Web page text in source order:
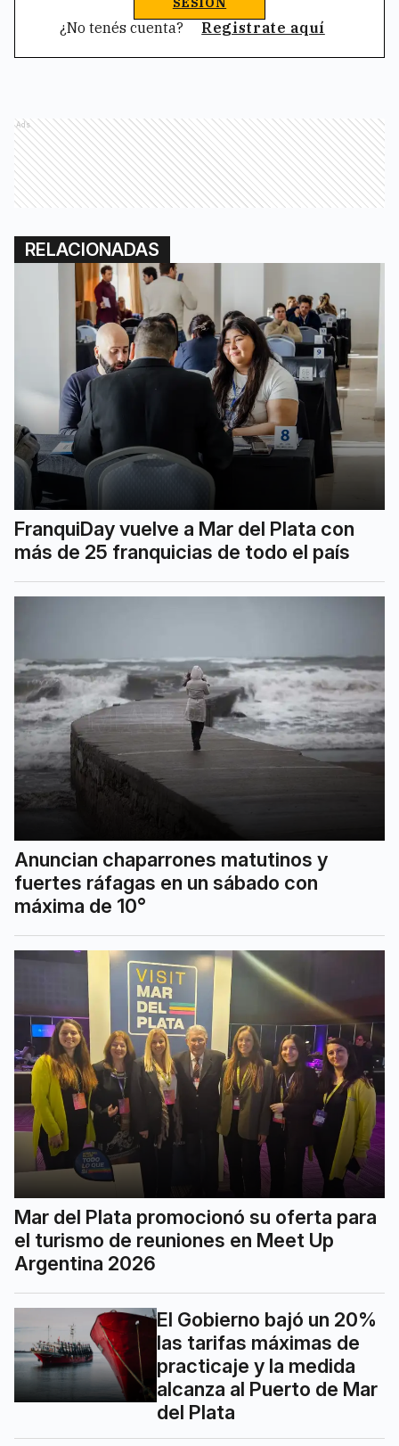
¿No tenés cuenta? Registrate aquí
Ads
RELACIONADAS
FranquiDay vuelve a Mar del Plata con
más de 25 franquicias de todo el país
Anuncian chaparrones matutinos y
fuertes ráfagas en un sábado con
máxima de 10°
Mar del Plata promocionó su oferta para
el turismo de reuniones en Meet Up
Argentina 2026
El Gobierno bajó un 20%
las tarifas máximas de
practicaje y la medida
alcanza al Puerto de Mar
del Plata